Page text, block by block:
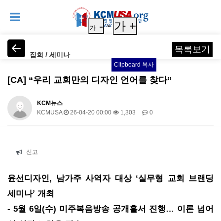
집회 / 세미나
가 - 가 +
Clipboard 복사
목록보기
[CA] “우리 교회만의 디자인 언어를 찾다”
KCM뉴스
KCMUSA
26-04-20 00:00 1,303 0
신고
윤선디자인, 남가주 사역자 대상 ‘실무형 교회 브랜딩
세미나’ 개최
- 5월 6일(수) 미주복음방송 공개홀서 진행… 이론 넘어